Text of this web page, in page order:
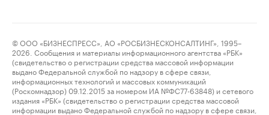
© ООО «БИЗНЕСПРЕСС», АО «РОСБИЗНЕСКОНСАЛТИНГ», 1995–
2026. Сообщения и материалы информационного агентства «РБК»
(свидетельство о регистрации средства массовой информации
выдано Федеральной службой по надзору в сфере связи,
информационных технологий и массовых коммуникаций
(Роскомнадзор) 09.12.2015 за номером ИА №ФС77-63848) и сетевого
издания «РБК» (свидетельство о регистрации средства массовой
информации выдано Федеральной службой по надзору в сфере связи,